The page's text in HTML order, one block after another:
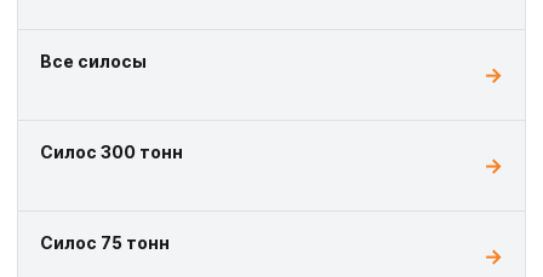
Все силосы
Силос 300 тонн
Силос 75 тонн